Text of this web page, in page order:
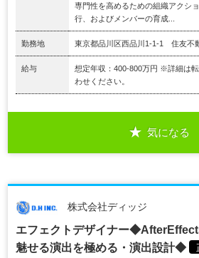
専門性を高めるための組織アクシ
行、およびメンバーの育成...
勤務地 東京都品川区西品川1-1-1 住友不
給与
想定年収：400-800万円 ※詳細は
わせください。
気になる
株式会社ディッジ
エフェクトデザイナー
魅せる演出を極める・演出設計◆